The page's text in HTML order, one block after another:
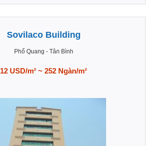
Sovilaco Building
Phổ Quang - Tân Bình
12 USD/m² ~ 252 Ngàn/m²